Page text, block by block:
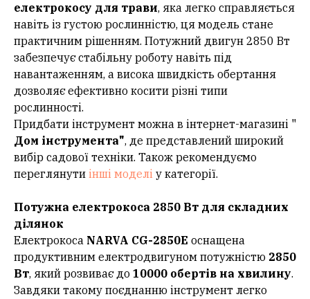
електрокосу для трави, яка легко справляється
навіть із густою рослинністю, ця модель стане
практичним рішенням. Потужний двигун 2850 Вт
забезпечує стабільну роботу навіть під
навантаженням, а висока швидкість обертання
дозволяє ефективно косити різні типи
рослинності.
Придбати інструмент можна в інтернет-магазині "
Дом інструмента", де представлений широкий
вибір садової техніки. Також рекомендуємо
переглянути інші моделі у категорії.
Потужна електрокоса 2850 Вт для складних
ділянок
Електрокоса NARVA CG-2850E оснащена
продуктивним електродвигуном потужністю 2850
Вт, який розвиває до 10000 обертів на хвилину.
Завдяки такому поєднанню інструмент легко